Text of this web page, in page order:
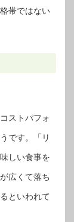
帯ではない
ストパフォ
です。「リ
しい食事を
広くて落ち
といわれて